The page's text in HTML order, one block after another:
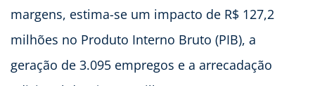
margens, estima-se um impacto de R$ 127,2
milhões no Produto Interno Bruto (PIB), a
geração de 3.095 empregos e a arrecadação